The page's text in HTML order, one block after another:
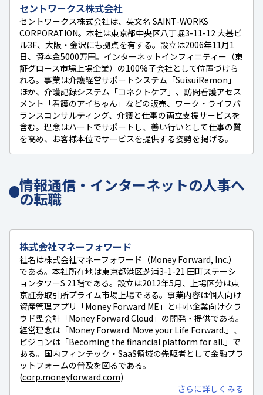
セントワークス株式会社
セントワークス株式会社は、英文名 SAINT-WORKS
CORPORATION。本社は東京都中央区八丁堀3-11-12 大基ビ
ル3F、大阪・金沢にも拠点を有する。設立は2006年11月1
日、資本金5000万円。インターネットインフィニティー（東
証グロース市場上場企業）の100%子会社として位置づけら
れる。事業は介護経営サポートシステム「SuisuiRemon」
ほか、介護記録システム「コネクトケア」、訪問看護アセス
メント「看護のアイちゃん」などの販売、ワーク・ライフバ
ランスコンサルティング、介護と仕事の両立支援サービスを
含む。理念はハートでサポートし、善い行いとして仕事の質
を高め、お客様本位でサービスを提供する姿勢を掲げる。
情報通信・インターネットの人事へ
の転職
株式会社マネーフォワード
社名は株式会社マネーフォワード（Money Forward, Inc.）
である。本社所在地は東京都港区芝浦3-1-21 田町ステーシ
ョンタワーS 21階である。設立は2012年5月、上場区分は東
京証券取引所プライム市場上場である。事業内容は個人向け
資産管理アプリ「Money Forward ME」と中小企業向けクラ
ウド型会計「Money Forward Cloud」の開発・提供である。
経営理念は「Money Forward. Move your Life Forward.」、
ビジョンは「Becoming the financial platform for all.」で
ある。国内フィンテック・SaaS領域の先駆者として金融プラ
ットフォームの普及を図るである。
(corp.moneyforward.com)
さらに詳しくみる